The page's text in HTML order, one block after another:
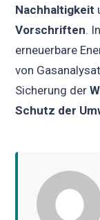
Nachhaltigkeit
Vorschriften.
erneuerbare
von
Sicherung der
Schutz der